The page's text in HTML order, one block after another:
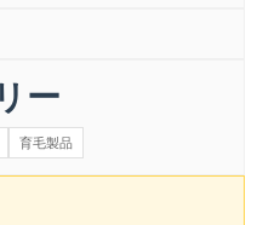
ー
育毛製品